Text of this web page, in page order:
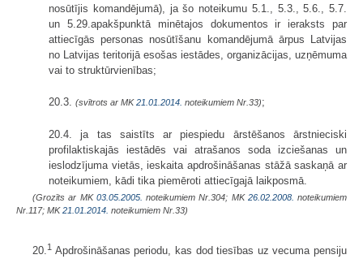
nosūtījis komandējumā), ja šo noteikumu 5.1., 5.3., 5.6., 5.7.
un 5.29.apakšpunktā minētajos dokumentos ir ieraksts par
attiecīgās personas nosūtīšanu komandējumā ārpus Latvijas
no Latvijas teritorijā esošas iestādes, organizācijas, uzņēmuma
vai to struktūrvienības;
20.3. (svītrots ar MK21.01.2014. noteikumiem Nr.33);
20.4. ja tas saistīts ar piespiedu ārstēšanos ārstnieciski
profilaktiskajās iestādēs vai atrašanos soda izciešanas un
ieslodzījuma vietās, ieskaita apdrošināšanas stāžā saskaņā ar
noteikumiem, kādi tika piemēroti attiecīgajā laikposmā.
(Grozīts ar MK 03.05.2005. noteikumiem Nr.304; MK 26.02.2008. noteikumiem
Nr.117; MK21.01.2014. noteikumiem Nr.33)
20.1 Apdrošināšanas periodu, kas dod tiesības uz vecuma pensiju